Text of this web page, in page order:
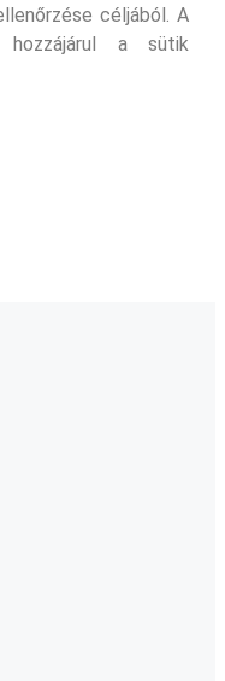
céljából. A
hozzájárul a sütik